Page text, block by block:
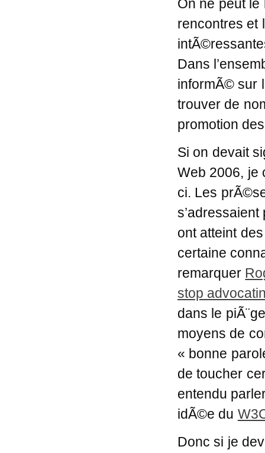
On ne peut le
rencontres et
Dans
informÃ© sur
trouver de
promotion
Si on devait
Web 2006, je
ci. Les
ont atteint
certaine
remarquer
stop
dans le
moyens de
« bonne
de toucher
entendu
idÃ©e du
Donc si je